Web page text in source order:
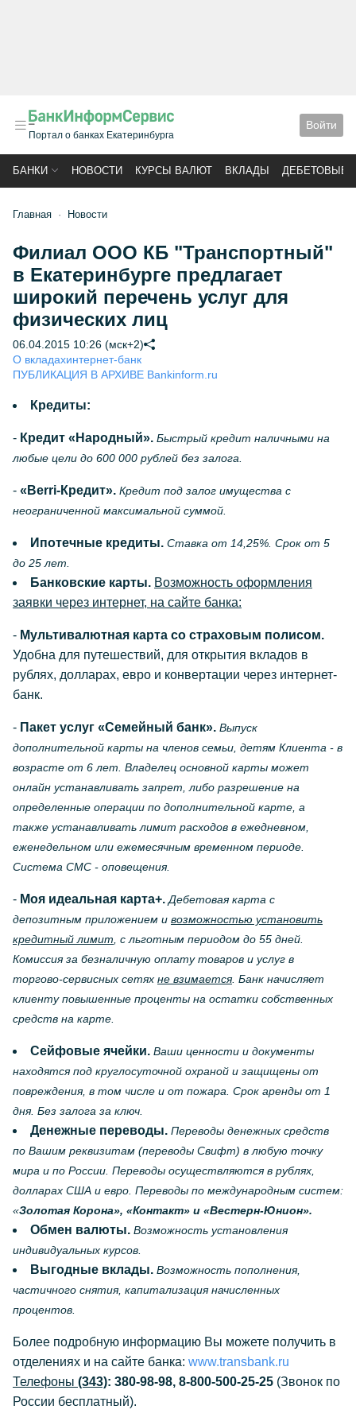
Портал о банках Екатеринбурга
Войти
БАНКИ НОВОСТИ КУРСЫ ВАЛЮТ ВКЛАДЫ ДЕБЕТОВЫЕ
Главная Новости
Филиал ООО КБ "Транспортный"
в Екатеринбурге предлагает
широкий перечень услуг для
физических лиц
06.04.2015 10:26 (мск+2)
О вкладахинтернет-банк
ПУБЛИКАЦИЯ В АРХИВЕ Bankinform.ru
Кредиты:
- Кредит «Народный». Быстрый кредит наличными на
любые цели до 600 000 рублей без залога.
- « Berri-Кредит». Кредит под залог имущества с
неограниченной максимальной суммой.
Ипотечные кредиты. Ставка от 14,25%. Срок от 5
до 25 лет.
Банковские карты. Возможность оформления
заявки через интернет, на сайте банка:
- Мультивалютная карта со страховым полисом.
Удобна для путешествий, для открытия вкладов в
рублях, долларах, евро и конвертации через интернет-
банк.
- Пакет услуг «Семейный банк». Выпуск
дополнительной карты на членов семьи, детям Клиента - в
возрасте от 6 лет. Владелец основной карты может
онлайн устанавливать запрет, либо разрешение на
определенные операции по дополнительной карте, а
также устанавливать лимит расходов в ежедневном,
еженедельном или ежемесячным временном периоде.
Система СМС - оповещения.
- Моя идеальная карта+. Дебетовая карта с
депозитным приложением и возможностью установить
кредитный лимит , с льготным периодом до 55 дней.
Комиссия за безналичную оплату товаров и услуг в
торгово-сервисных сетях не взимается. Банк начисляет
клиенту повышенные проценты на остатки собственных
средств на карте.
Сейфовые ячейки. Ваши ценности и документы
находятся под круглосуточной охраной и защищены от
повреждения, в том числе и от пожара. Срок аренды от 1
дня. Без залога за ключ.
Денежные переводы. Переводы денежных средств
по Вашим реквизитам (переводы Свифт) в любую точку
мира и по России. Переводы осуществляются в рублях,
долларах США и евро. Переводы по международным систем:
«Золотая Корона», «Контакт» и «Вестерн-Юнион».
Обмен валюты. Возможность установления
индивидуальных курсов.
Выгодные вклады. Возможность пополнения,
частичного снятия, капитализация начисленных
процентов.
Более подробную информацию Вы можете получить в
отделениях и на сайте банка: www.transbank.ru
Телефоны (343): 380-98-98, 8-800-500-25-25 (Звонок по
России бесплатный).